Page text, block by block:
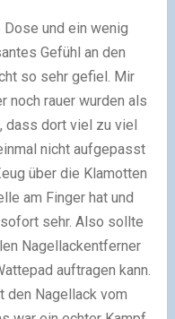
und ein wenig
Gefühl an den
so sehr gefiel. Mir
noch rauer wurden als
dass dort viel zu viel
nicht aufgepasst
über die Klamotten
am Finger hat und
sehr. Also sollte
Nagellackentferner
auftragen kann.
den Nagellack vom